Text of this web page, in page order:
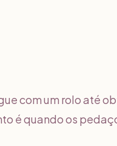
com um rolo até
é quando os